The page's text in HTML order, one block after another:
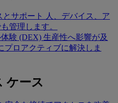
とサポート
人、デバイス、ア
管理します。
験 (DEX) 生産性へ影響が及
プロアクティブに解決しま
ケース